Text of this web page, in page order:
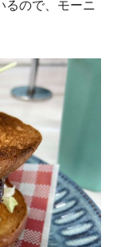
るので、モーニ